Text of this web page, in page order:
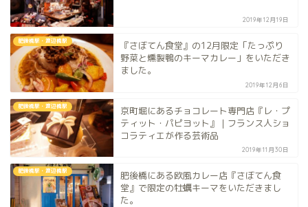
2019年12月19日
肥後橋駅・渡辺橋駅
『さぼてん食堂』の12月限定「たっぷり
野菜と燻製鴨のキーマカレー」をいただき
ました。
2019年12月6日
肥後橋駅・渡辺橋駅
京町堀にあるチョコレート専門店『レ・プ
ティット・パピヨット』｜フランス人ショ
コラティエが作る芸術品
2019年11月30日
肥後橋駅・渡辺橋駅
肥後橋にある欧風カレー店『さぼてん食
堂』で限定の牡蠣キーマをいただきまし
た。